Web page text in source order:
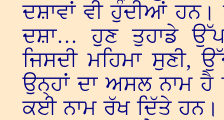
ਦਸ਼ਾਵਾਂ ਵੀ ਹੁੰਦੀਆਂ ਹਨ।
ਦਸ਼ਾ… ਹੁਣ ਤੁਹਾਡੇ
ਜਿਸਦੀ ਮਹਿਮਾ ਸੁਣੀ,
ਉਨ੍ਹਾਂ ਦਾ ਅਸਲ ਨਾਮ ਹੈ
ਕਈ ਨਾਮ ਰੱਖ ਦਿੱਤੇ ਹਨ।